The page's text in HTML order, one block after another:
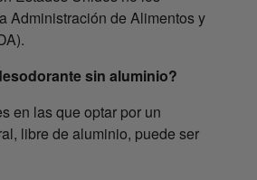
Administración de Alimentos y
sin aluminio?
en las que optar por un
libre de aluminio, puede ser